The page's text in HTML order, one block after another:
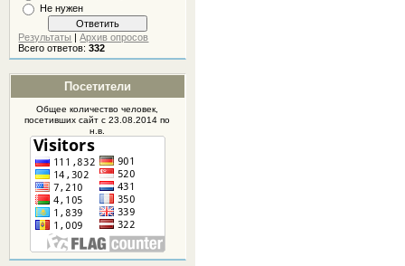
Не нужен
Результаты |Архив опросов
Всего ответов:332
Посетители
Общее количество человек,
посетившихсайтс 23.08.2014 по
н.в.